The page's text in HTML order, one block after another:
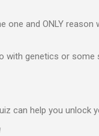
one and ONLY
genetics or some
can help you unlock